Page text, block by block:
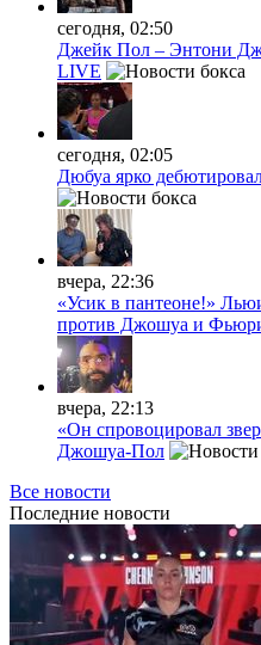
сегодня, 02:50
Джейк Пол – Энтони
LIVE
сегодня, 02:05
Дюбуа ярко
вчера, 22:36
«Усик в пантеоне!»
против Джошуа и
вчера, 22:13
«Он спровоцировал
Джошуа-Пол
Все новости
Последние новости